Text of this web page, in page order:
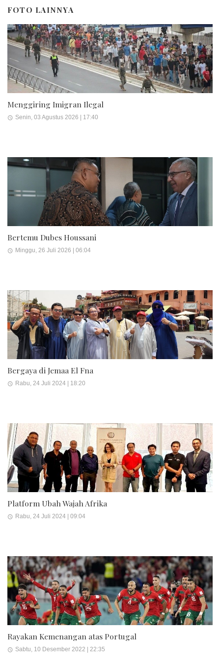
FOTO LAINNYA
Menggiring Imigran Ilegal
Senin, 03 Agustus 2026 | 17:40
Bertemu Dubes Houssani
Minggu, 26 Juli 2026 | 06:04
Bergaya di Jemaa El Fna
Rabu, 24 Juli 2024 | 18:20
Platform Ubah Wajah Afrika
Rabu, 24 Juli 2024 | 09:04
Rayakan Kemenangan atas Portugal
Sabtu, 10 Desember 2022 | 22:35